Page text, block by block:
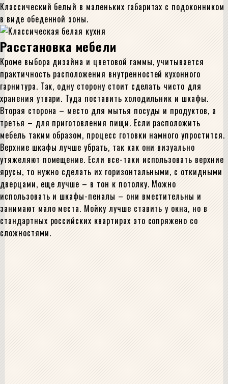
Классический белый в маленьких габаритах с подоконником
в виде обеденной зоны.
Расстановка мебели
Кроме выбора дизайна и цветовой гаммы, учитывается
практичность расположения внутренностей кухонного
гарнитура. Так, одну сторону стоит сделать чисто для
хранения утвари. Туда поставить холодильник и шкафы.
Вторая сторона – место для мытья посуды и продуктов, а
третья – для приготовления пищи. Если расположить
мебель таким образом, процесс готовки намного упростится.
Верхние шкафы лучше убрать, так как они визуально
утяжеляют помещение. Если все-таки использовать верхние
ярусы, то нужно сделать их горизонтальными, с откидными
дверцами, еще лучше – в тон к потолку. Можно
использовать и шкафы-пеналы – они вместительны и
занимают мало места. Мойку лучше ставить у окна, но в
стандартных российских квартирах это сопряжено со
сложностями.